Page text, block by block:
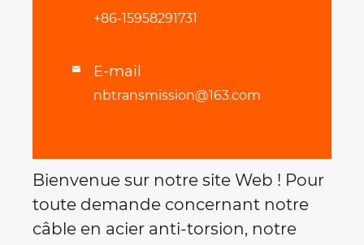
+86-15958291731
 E-mail
nbtransmission@163.com
Bienvenue sur notre site Web ! Pour
toute demande concernant notre
câble en acier anti-torsion, notre